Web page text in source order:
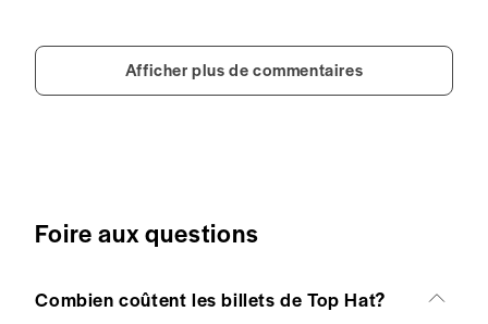
Afficher plus de commentaires
Foire aux questions
Combien coûtent les billets de Top Hat?